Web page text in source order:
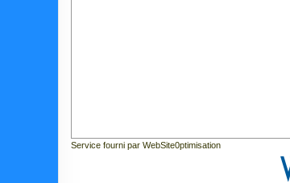
Service fourni par WebSite0ptimisation